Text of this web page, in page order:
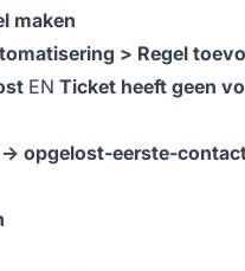
maken
> Regel
EN Ticket heeft geen
→ opgelost-eerste-